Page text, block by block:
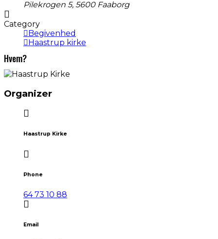
Pilekrogen 5, 5600 Faaborg
Category
Begivenhed
Haastrup kirke
Hvem?
Organizer
Haastrup Kirke
Phone
64 73 10 88
Email